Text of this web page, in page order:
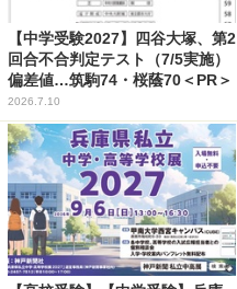
【中学受験2027】四谷大塚、第2
回合不合判定テスト（7/5実施）
偏差値…筑駒74・桜蔭70＜PR＞
2026.7.10